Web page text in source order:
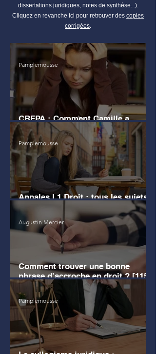
dissertations juridiques, notes de synthèse...).
Cliquez en revanche ici pour retrouver des copies
corrigées.
CRFPA : Comment Camille a
échoué au grand Oral
Pamplemousse
Annales L1 Droit : tous les sujets
d'examen
Pamplemousse
Comment trouver une bonne
phrase d’accroche en droit ? [115
EXEMPLES]
Augustin Mercier
Pamplemousse